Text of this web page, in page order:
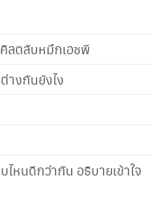
คิลตลับหมึกเอชพี
างกันยังไง
หนดีกว่ากัน อธิบายเข้าใจ